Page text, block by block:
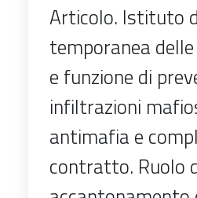
Articolo. Istituto
temporanea
e funzione di
infiltrazioni
antimafia e
contratto. Ruolo